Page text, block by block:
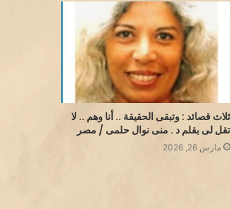
ثلاث قصائد : وتبقى الحقيقة .. أنا وهم .. لا
تقل لى بقلم د . منى نوال حلمى / مصر
مارس 26, 2026